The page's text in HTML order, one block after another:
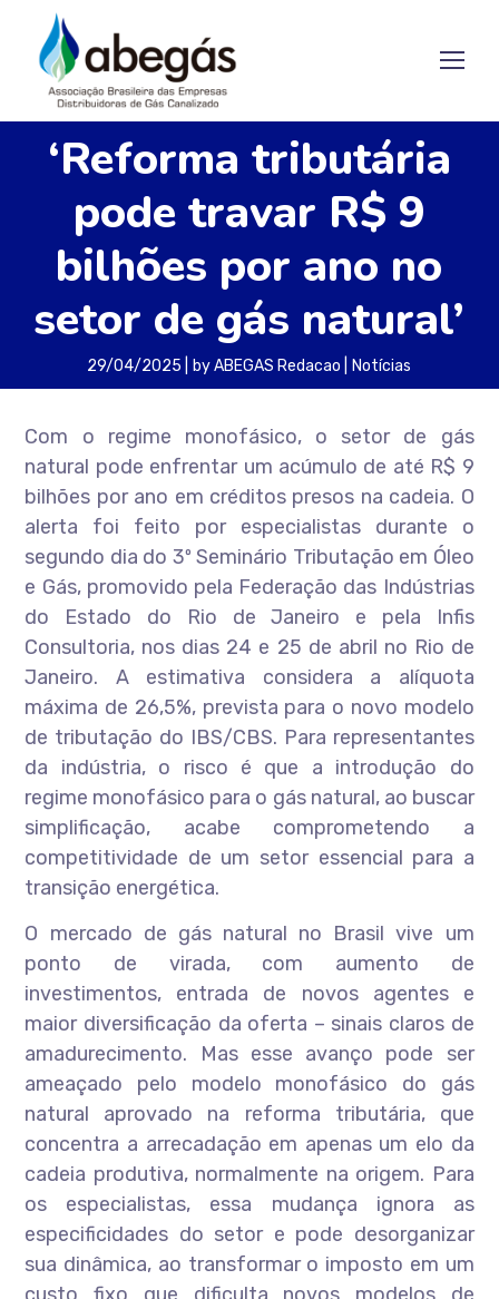
‘Reforma tributária
pode travar R$ 9
bilhões por ano no
setor de gás natural’
29/04/2025 byABEGAS Redacao Notícias
Com o regime monofásico, o setor de gás
natural pode enfrentar um acúmulo de até R$ 9
bilhões por ano em créditos presos na cadeia. O
alerta foi feito por especialistas durante o
segundo dia do 3º Seminário Tributação em Óleo
e Gás, promovido pela Federação das Indústrias
do Estado do Rio de Janeiro e pela Infis
Consultoria, nos dias 24 e 25 de abril no Rio de
Janeiro. A estimativa considera a alíquota
máxima de 26,5%, prevista para o novo modelo
de tributação do IBS/CBS. Para representantes
da indústria, o risco é que a introdução do
regime monofásico para o gás natural, ao buscar
simplificação, acabe comprometendo a
competitividade de um setor essencial para a
transição energética.
O mercado de gás natural no Brasil vive um
ponto de virada, com aumento de
investimentos, entrada de novos agentes e
maior diversificação da oferta – sinais claros de
amadurecimento. Mas esse avanço pode ser
ameaçado pelo modelo monofásico do gás
natural aprovado na reforma tributária, que
concentra a arrecadação em apenas um elo da
cadeia produtiva, normalmente na origem. Para
os especialistas, essa mudança ignora as
especificidades do setor e pode desorganizar
sua dinâmica, ao transformar o imposto em um